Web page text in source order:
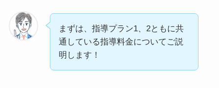
まずは、指導プラン1、2ともに共
通している指導料金についてご説
明します！